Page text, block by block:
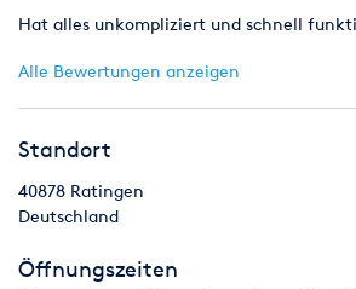
Hat alles unkompliziert und schnell
Alle Bewertungen anzeigen
Standort
40878 Ratingen
Deutschland
Öffnungszeiten